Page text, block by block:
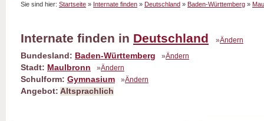
Sie sind hier: Startseite » Internate finden » Deutschland » Baden-Württemberg »
Internate finden in Deutschland »Ändern
Bundesland: Baden-Württemberg »Ändern
Stadt: Maulbronn »Ändern
Schulform: Gymnasium »Ändern
Angebot: Altsprachlich